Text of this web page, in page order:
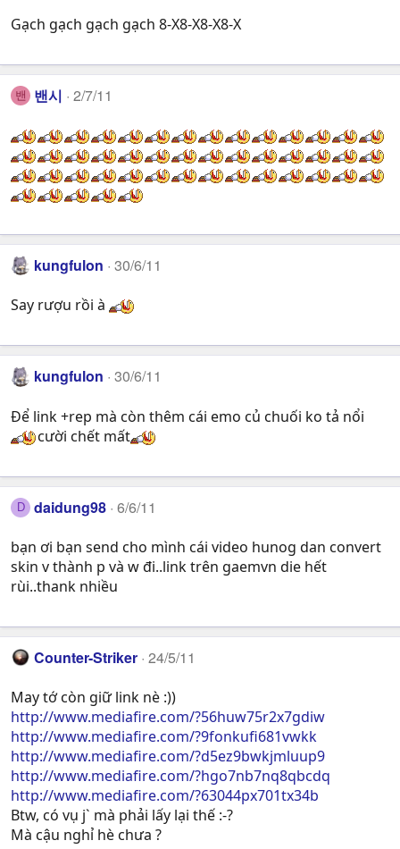
Gạch gạch gạch gạch 8-X8-X8-X8-X
밴 밴시 2/7/11
kungfulon 30/6/11
Say rượu rồi à
kungfulon 30/6/11
Để link +rep mà còn thêm cái emo củ chuối ko tả nổi
cười chết mất
D daidung98 6/6/11
bạn ơi bạn send cho mình cái video hunog dan convert
skin v thành p và w đi..link trên gaemvn die hết
rùi..thank nhiều
Counter-Striker 24/5/11
May tớ còn giữ link nè :))
http://www.mediafire.com/?56huw75r2x7gdiw
http://www.mediafire.com/?9fonkufi681vwkk
http://www.mediafire.com/?d5ez9bwkjmluup9
http://www.mediafire.com/?hgo7nb7nq8qbcdq
http://www.mediafire.com/?63044px701tx34b
Btw, có vụ j` mà phải lấy lại thế :-?
Mà cậu nghỉ hè chưa ?